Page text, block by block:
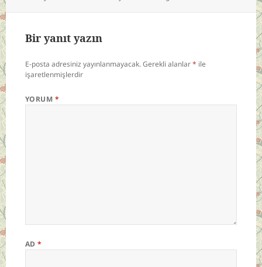
Bir yanıt yazın
E-posta adresiniz yayınlanmayacak.Gerekli alanlar* ile
işaretlenmişlerdir
YORUM *
AD*